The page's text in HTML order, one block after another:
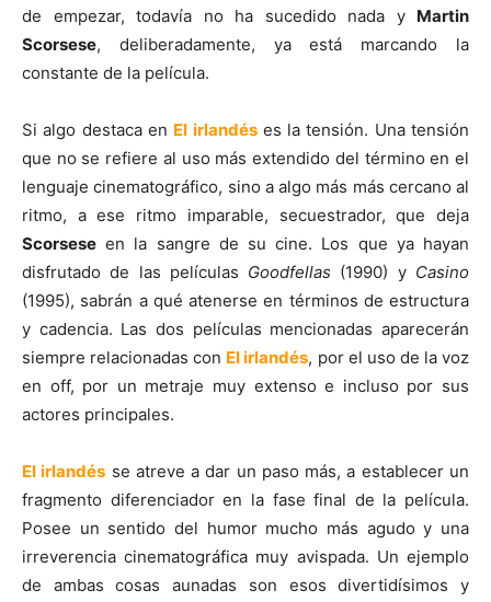
de empezar, todavía no ha sucedido nada y Martin
Scorsese, deliberadamente, ya está marcando la
constante de la película.
Si algo destaca en El irlandéses la tensión. Una tensión
que no se refiere al uso más extendido del término en el
lenguaje cinematográfico, sino a algo más más cercano al
ritmo, a ese ritmo imparable, secuestrador, que deja
Scorsese en la sangre de su cine. Los que ya hayan
disfrutado de las películas Goodfellas (1990) y Casino
(1995), sabrán a qué atenerse en términos de estructura
y cadencia. Las dos películas mencionadas aparecerán
siempre relacionadas con El irlandés, por el uso de la voz
en off, por un metraje muy extenso e incluso por sus
actores principales.
El irlandés se atreve a dar un paso más, a establecer un
fragmento diferenciador en la fase final de la película.
Posee un sentido del humor mucho más agudo y una
irreverencia cinematográfica muy avispada. Un ejemplo
de ambas cosas aunadas son esos divertidísimos y